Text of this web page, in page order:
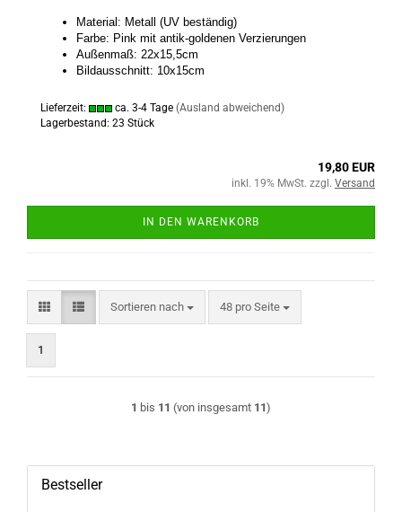
Material: Metall (UV beständig)
Farbe: Pink mit antik-goldenen Verzierungen
Außenmaß: 22x15,5cm
Bildausschnitt: 10x15cm
Lieferzeit: ca. 3-4 Tage (Ausland abweichend)
Lagerbestand: 23 Stück
19,80 EUR
inkl. 19% MwSt. zzgl. Versand
IN DEN WARENKORB
Sortieren nach
Sortieren nach 48 pro Seite
pro Seite
1
1 bis 11 (von insgesamt 11)
Bestseller